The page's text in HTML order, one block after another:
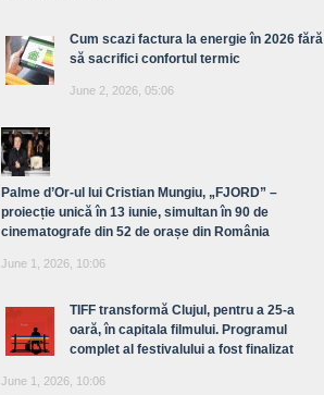
Cum scazi factura la energie în 2026 fără
să sacrifici confortul termic
June 2, 2026, 05:06
Palme d’Or-ul lui Cristian Mungiu, „FJORD” –
proiecție unică în 13 iunie, simultan în 90 de
cinematografe din 52 de orașe din România
June 1, 2026, 10:06
TIFF transformă Clujul, pentru a 25-a
oară, în capitala filmului. Programul
complet al festivalului a fost finalizat
June 1, 2026, 10:06